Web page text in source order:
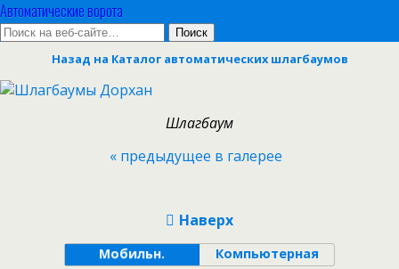
Автоматические ворота
Назад на Каталог автоматических шлагбаумов
Шлагбаум
« предыдущее в галерее
Наверх
Мобильн. Компьютерная